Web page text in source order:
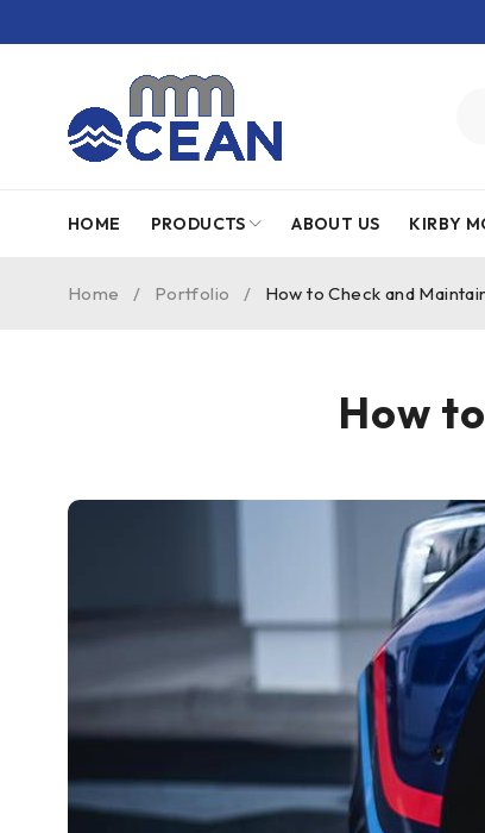
HOME PRODUCTS ABOUT US KIRBY
Home / Portfolio / How to Check and
How